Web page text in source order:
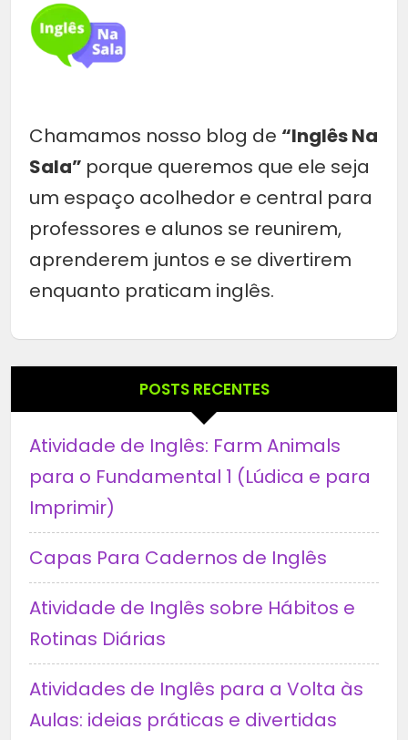
Chamamos nosso blog de “Inglês Na
Sala” porque queremos que ele seja
um espaço acolhedor e central para
professores e alunos se reunirem,
aprenderem juntos e se divertirem
enquanto praticam inglês.
POSTS RECENTES
Atividade de Inglês: Farm Animals
para o Fundamental 1 (Lúdica e para
Imprimir)
Capas Para Cadernos de Inglês
Atividade de Inglês sobre Hábitos e
Rotinas Diárias
Atividades de Inglês para a Volta às
Aulas: ideias práticas e divertidas